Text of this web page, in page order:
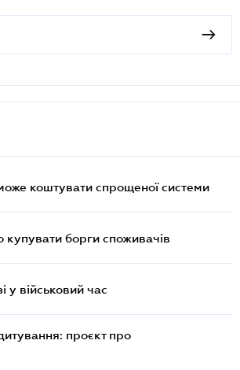
коштувати спрощеної системи
купувати борги споживачів
у військовий час
проєкт про